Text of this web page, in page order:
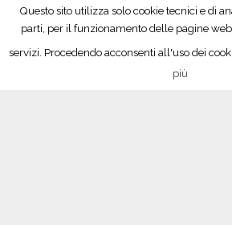
“Signori del Vino” (Rai2) fa tappa
21 Ottobre 2017
Questo sito utilizza solo cookie tecnici e di
parti, per il funzionamento delle pagine
servizi. Procedendo acconsenti all'uso dei
più